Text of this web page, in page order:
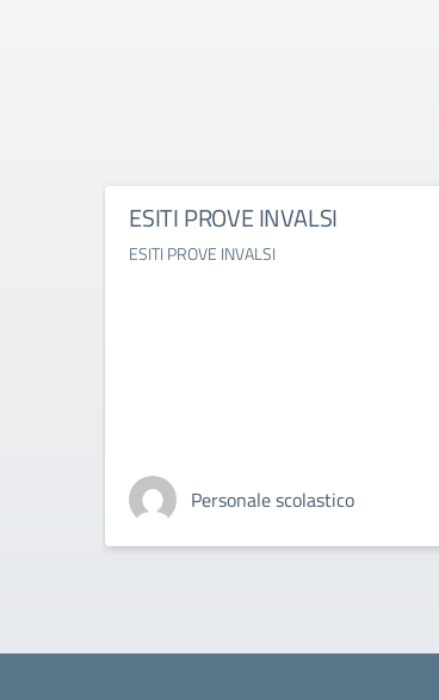
ESITI PROVE INVALSI
ESITI PROVE INVALSI
Personale scolastico